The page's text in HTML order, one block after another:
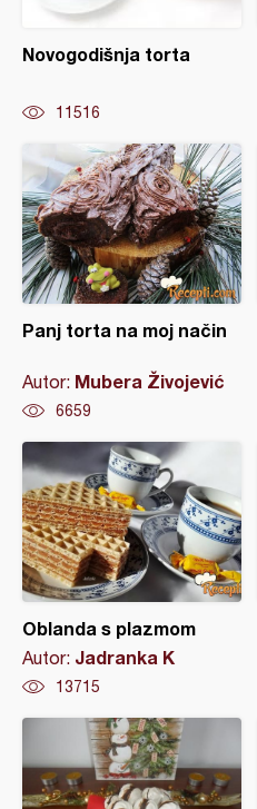
Novogodišnja torta
11516
Panj torta na moj način
Autor: Mubera Živojević
6659
Oblanda s plazmom
Autor: Jadranka K
13715